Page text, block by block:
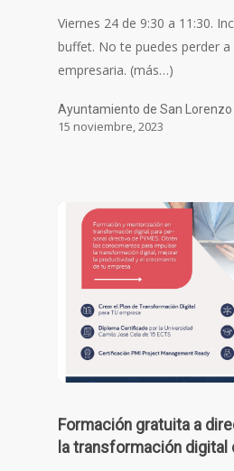
Viernes 24 de 9:30 a 11:30.
buffet. No te puedes perder
empresaria. (más…)
Ayuntamiento de San Lorenzo
15 noviembre, 2023
Formación gratuita a
la transformación digital